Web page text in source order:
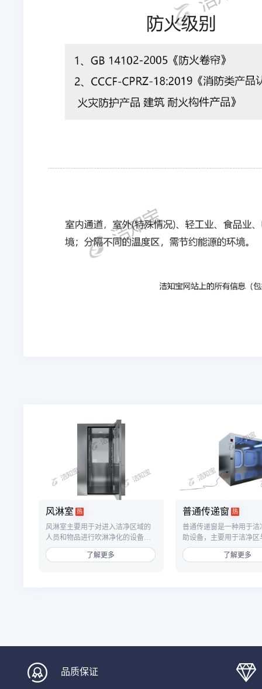
风淋室 热
风淋室主要用于对进入洁净区域的
人员和物品进行吹淋净化的设备，
单人双吹风淋室为双吹风设计，从
两个方向对人员全身进行快速吹
了解更多
普通传递窗 热
普通传递窗是一种用于洁
助设备，主要用于洁净区
之间、洁净区与非洁净
品传递，以减少洁净室的
了解更多
品质保证